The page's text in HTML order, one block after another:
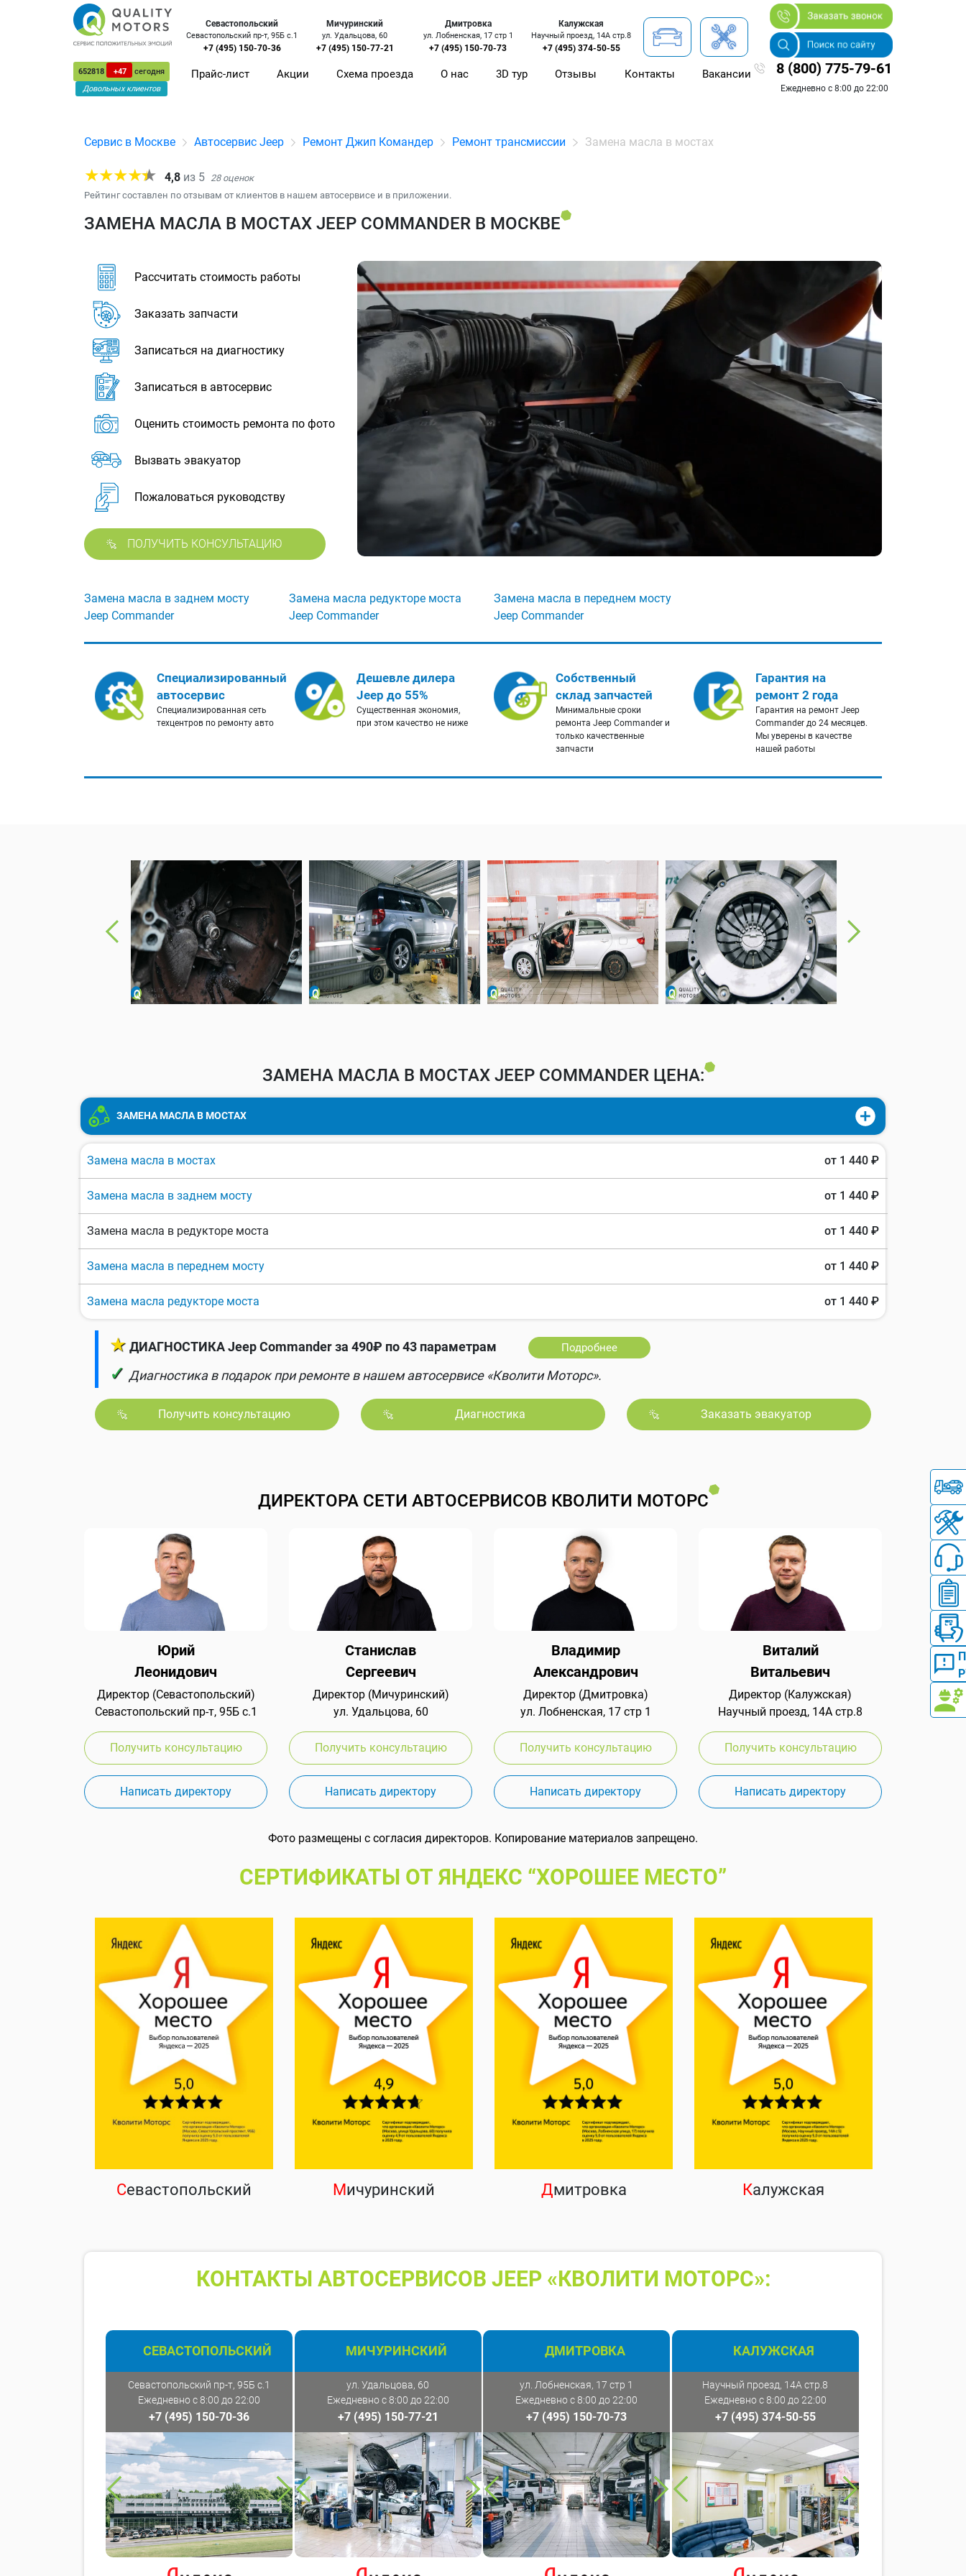
652818 +47
сегодня
Довольных клиентов
Севастопольский
Севастопольский пр-т, 95Б с.1
+7 (495) 150-70-36
Мичуринский
ул. Удальцова, 60
+7 (495) 150-77-21
Дмитровка
ул. Лобненская, 17 стр 1
+7 (495) 150-70-73
Калужская
Научный проезд, 14А стр.8
+7 (495) 374-50-55
Прайс-лист Акции Схема проезда О нас 3D тур Отзывы Контакты Вакансии 8 (800) 775-79-61
Ежедневно с 8:00 до 22:00
Сервис в Москве Автосервис Jeep Ремонт Джип Командер Ремонт трансмиссии Замена масла в мостах
4,8 из 5 28оценок
Рейтинг составлен по отзывам от клиентов в нашем автосервисе и в приложении.
ЗАМЕНА МАСЛА В МОСТАХ JEEP COMMANDER В МОСКВЕ
Рассчитать стоимость работы
Заказать запчасти
Записаться на диагностику
Записаться в автосервис
Оценить стоимость ремонта по фото
Вызвать эвакуатор
Пожаловаться руководству
ПОЛУЧИТЬ КОНСУЛЬТАЦИЮ
Замена масла в заднем мосту
Jeep Commander
Замена масла редукторе моста
Jeep Commander
Замена масла в переднем мосту
Jeep Commander
Специализированный
автосервис
Специализированная сеть
техцентров по ремонту авто
Дешевле дилера
Jeep до 55%
Существенная экономия,
при этом качество не ниже
Собственный
склад запчастей
Минимальные сроки
ремонта Jeep Commander и
только качественные
запчасти
Гарантия на
ремонт 2 года
Гарантия на ремонт Jeep
Commander до 24 месяцев.
Мы уверены в качестве
нашей работы
ЗАМЕНА МАСЛА В МОСТАХ JEEP COMMANDER ЦЕНА:
ЗАМЕНА МАСЛА В МОСТАХ
Замена масла в мостах от 1 440 ₽
Замена масла в заднем мосту от 1 440 ₽
Замена масла в редукторе моста от 1 440 ₽
Замена масла в переднем мосту от 1 440 ₽
Замена масла редукторе моста от 1 440 ₽
★ ДИАГНОСТИКА Jeep Commander за 490₽ по 43 параметрам Подробнее
✓ Диагностика в подарок при ремонте в нашем автосервисе «Кволити Моторс».
Получить консультацию Диагностика Заказать эвакуатор
ДИРЕКТОРА СЕТИ АВТОСЕРВИСОВ КВОЛИТИ МОТОРС
Юрий
Леонидович
Директор (Севастопольский)
Севастопольский пр-т, 95Б с.1
Получить консультацию
Написать директору
Станислав
Сергеевич
Директор (Мичуринский)
ул. Удальцова, 60
Получить консультацию
Написать директору
Владимир
Александрович
Директор (Дмитровка)
ул. Лобненская, 17 стр 1
Получить консультацию
Написать директору
Виталий
Витальевич
Директор (Калужская)
Научный проезд, 14А стр.8
Получить консультацию
Написать директору
Фото размещены с согласия директоров. Копирование материалов запрещено.
СЕРТИФИКАТЫ ОТ ЯНДЕКС “ХОРОШЕЕ МЕСТО”
Севастопольский Мичуринский Дмитровка Калужская
КОНТАКТЫ АВТОСЕРВИСОВ JEEP «КВОЛИТИ МОТОРС»:
СЕВАСТОПОЛЬСКИЙ
Севастопольский пр-т, 95Б с.1
Ежедневно с 8:00 до 22:00
+7 (495) 150-70-36
МИЧУРИНСКИЙ
ул. Удальцова, 60
Ежедневно с 8:00 до 22:00
+7 (495) 150-77-21
ДМИТРОВКА
ул. Лобненская, 17 стр 1
Ежедневно с 8:00 до 22:00
+7 (495) 150-70-73
КАЛУЖСКАЯ
Научный проезд, 14А стр.8
Ежедневно с 8:00 до 22:00
+7 (495) 374-50-55